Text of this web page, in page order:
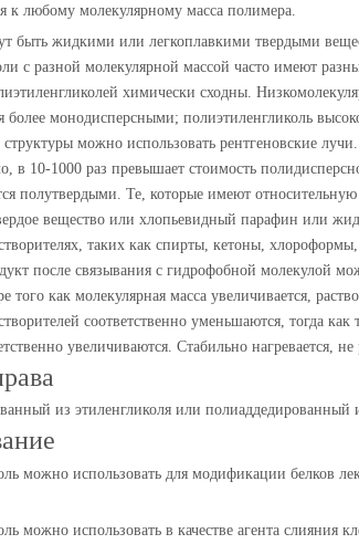
к любому молекулярному масса полимера.
жидкими или легкоплавкими твердыми
с разной молекулярной массой часто имеют
химически сходны.
более монодисперсными; полиэтиленгликоль
структуры можно использовать рентгеновские
в 10-1000 раз превышает стоимость
полутвердыми. Те, которые имеют
вещество или хлопьевидный парафин или
таких как спирты, кетоны,
после связывания с гидрофобной молекулой
того как молекулярная масса увеличивается,
соответственно уменьшаются, тогда
увеличиваются. Стабильно нагревается,
из этиленгликоля или полиаддедированный
можно использовать для модификации белков
можно использовать в качестве агента слияния